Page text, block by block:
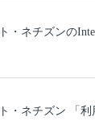
・ネチズンの
ト・ネチズン 「